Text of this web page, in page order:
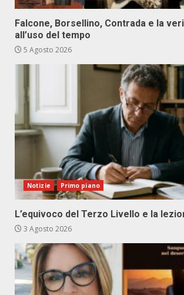
Falcone, Borsellino, Contrada e la
all’uso del tempo
5 Agosto 2026
Notizie Primo piano
L’equivoco del Terzo Livello e la
3 Agosto 2026